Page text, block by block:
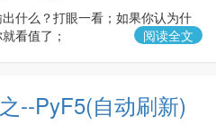
什么？打眼一看；如果你认为什
看值了；
阅读全文
--PyF5(自动刷新)